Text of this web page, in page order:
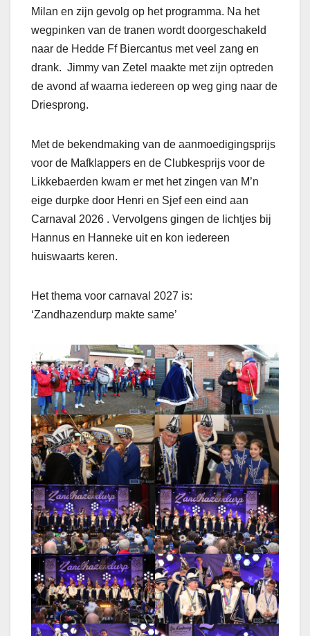
Milan en zijn gevolg op het programma. Na het
wegpinken van de tranen wordt doorgeschakeld
naar de Hedde Ff Biercantus met veel zang en
drank. Jimmy van Zetel maakte met zijn optreden
de avond af waarna iedereen op weg ging naar de
Driesprong.
Met de bekendmaking van de aanmoedigingsprijs
voor de Mafklappers en de Clubkesprijs voor de
Likkebaerden kwam er met het zingen van M’n
eige durpke door Henri en Sjef een eind aan
Carnaval 2026 . Vervolgens gingen de lichtjes bij
Hannus en Hanneke uit en kon iedereen
huiswaarts keren.
Het thema voor carnaval 2027 is:
‘Zandhazendurp makte same’